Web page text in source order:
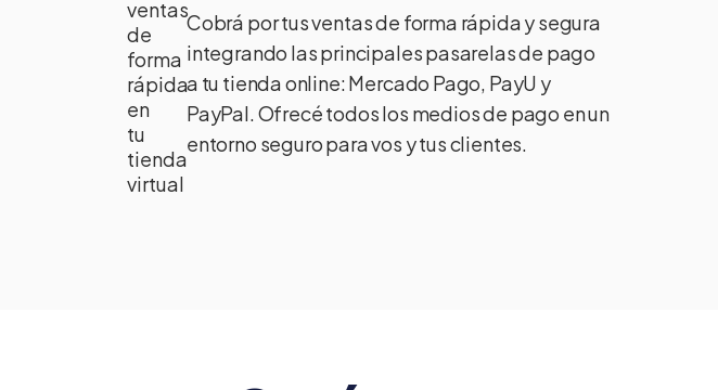
Cobrá por tus ventas de forma rápida y segura
integrando las principales pasarelas de pago
a tu tienda online: Mercado Pago, PayU y
PayPal. Ofrecé todos los medios de pago en un
entorno seguro para vos y tus clientes.